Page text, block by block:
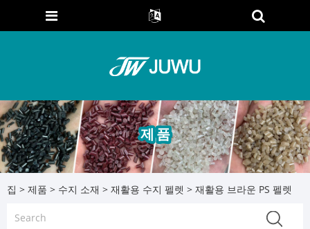
제품
집 > 제품 > 수지 소재 > 재활용 수지 펠렛 > 재활용 브라운 PS 펠렛